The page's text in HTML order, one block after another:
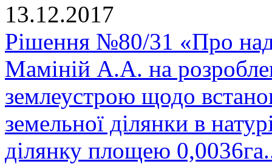
13.12.2017
Рішення №80/31 «Про
Маміній А.А. на
землеустрою щодо
земельної ділянки в
ділянку площею